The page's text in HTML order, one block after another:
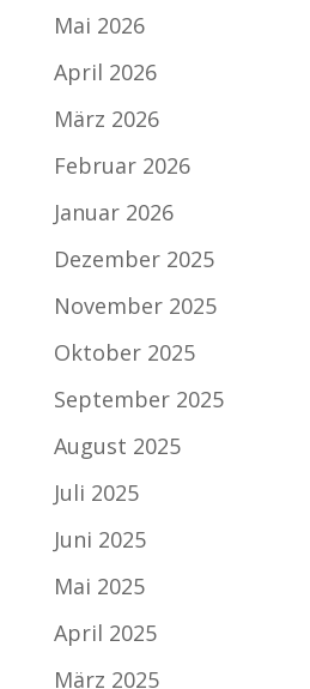
Mai 2026
April 2026
März 2026
Februar 2026
Januar 2026
Dezember 2025
November 2025
Oktober 2025
September 2025
August 2025
Juli 2025
Juni 2025
Mai 2025
April 2025
März 2025